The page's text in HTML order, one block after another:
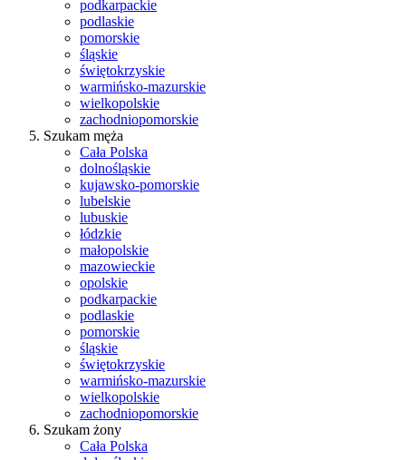
podkarpackie
podlaskie
pomorskie
śląskie
świętokrzyskie
warmińsko-mazurskie
wielkopolskie
zachodniopomorskie
Szukam męża
Cała Polska
dolnośląskie
kujawsko-pomorskie
lubelskie
lubuskie
łódzkie
małopolskie
mazowieckie
opolskie
podkarpackie
podlaskie
pomorskie
śląskie
świętokrzyskie
warmińsko-mazurskie
wielkopolskie
zachodniopomorskie
Szukam żony
Cała Polska